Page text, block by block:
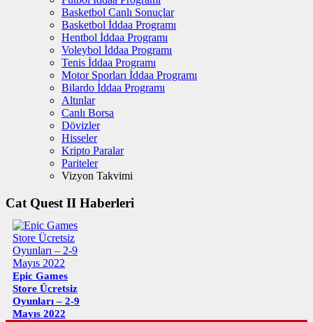
Basketbol Canlı Sonuçlar
Basketbol İddaa Programı
Hentbol İddaa Programı
Voleybol İddaa Programı
Tenis İddaa Programı
Motor Sporları İddaa Programı
Bilardo İddaa Programı
Altınlar
Canlı Borsa
Dövizler
Hisseler
Kripto Paralar
Pariteler
Vizyon Takvimi
Cat Quest II Haberleri
Epic Games
Store Ücretsiz
Oyunları – 2-9
Mayıs 2022